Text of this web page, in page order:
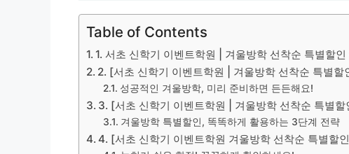
Table of Contents
1. 서초 신학기 이벤트학원 | 겨울방학 선착순 특별할
2. [서초 신학기 이벤트학원 | 겨울방학 선착순 특별할
성공적인 겨울방학, 미리 준비하면 든든해요!
3. [서초 신학기 이벤트학원 | 겨울방학 선착순 특별
겨울방학 특별할인, 똑똑하게 활용하는 3단계 전략
4. [서초 신학기 이벤트학원 겨울방학 선착순 특별할